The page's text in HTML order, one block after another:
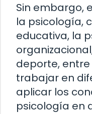
Sin embargo,
la psicología,
educativa, la
deporte,
trabajar en
aplicar los
psicología en